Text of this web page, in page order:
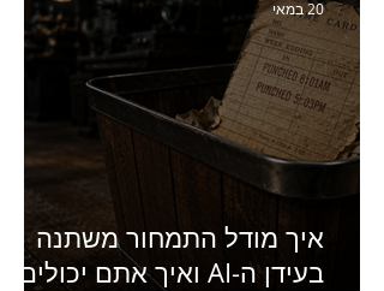
איך מודל התמחור משתנה
בעידן ה-AI ואיך אתם יכולים
20 במאי